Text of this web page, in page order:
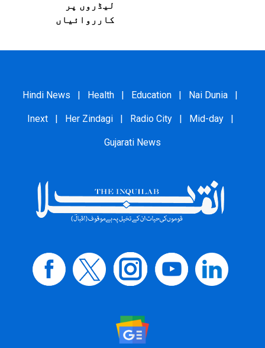
لیڈروں پر
کارروائیاں
Hindi News | Health | Education | Nai Dunia |
Inext | Her Zindagi | Radio City | Mid-day |
Gujarati News